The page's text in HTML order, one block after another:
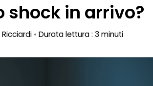
shock in arrivo?
Ricciardi • Durata lettura : 3 minuti